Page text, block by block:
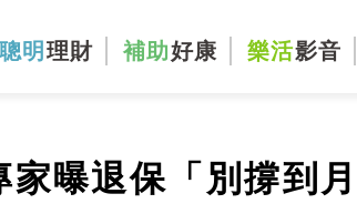
聰明 理財 補助好康 樂活影音
曝退保「別撐到月